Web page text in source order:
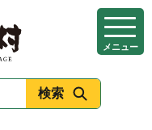
メニュー